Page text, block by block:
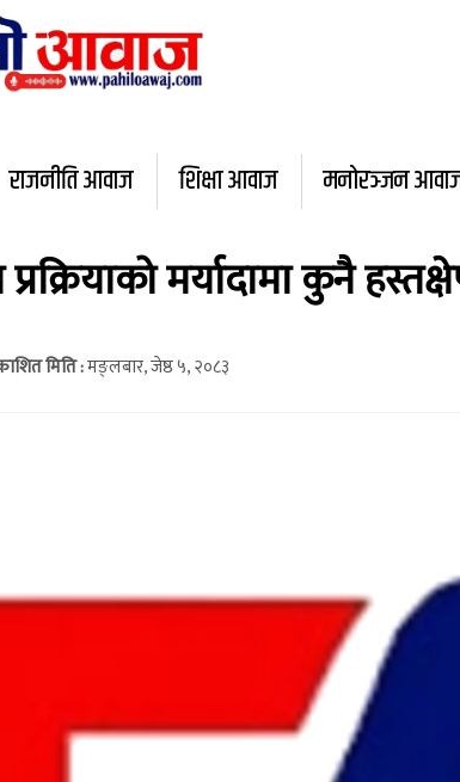
राजनीति आवाज शिक्षा आवाज मनोरञ्जन
मर्यादामा कुनै
मिति :मङ्लबार, जेष्ठ ५, २०८३